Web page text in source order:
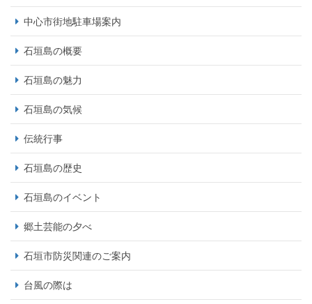
中心市街地駐車場案内
石垣島の概要
石垣島の魅力
石垣島の気候
伝統行事
石垣島の歴史
石垣島のイベント
郷土芸能の夕べ
石垣市防災関連のご案内
台風の際は